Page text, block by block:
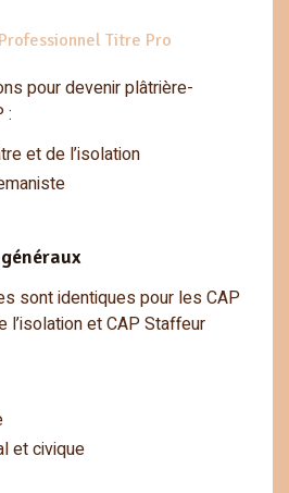
Titre Pro
pour devenir plâtrière-
:
et de l’isolation
sont identiques pour les CAP
l’isolation et CAP Staffeur
et civique